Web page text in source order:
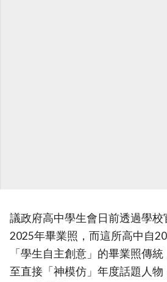
議政府高中學生會日前透過學校
2025年畢業照，而這所高中自
「學生自主創意」的畢業照傳
至直接「神模仿」年度話題人